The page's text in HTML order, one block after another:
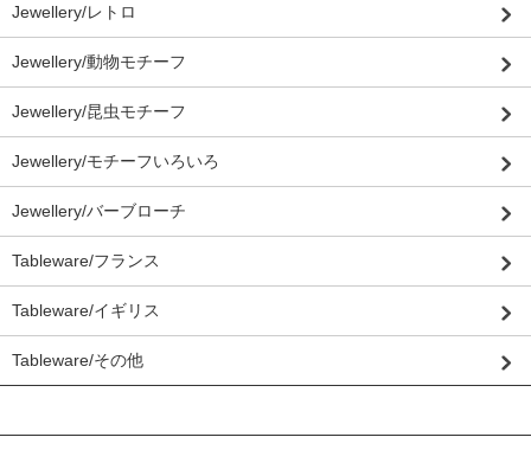
Jewellery/レトロ
Jewellery/動物モチーフ
Jewellery/昆虫モチーフ
Jewellery/モチーフいろいろ
Jewellery/バーブローチ
Tableware/フランス
Tableware/イギリス
Tableware/その他